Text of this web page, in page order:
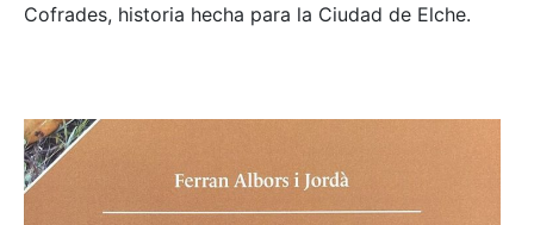
Cofrades, historia hecha para la Ciudad de Elche.